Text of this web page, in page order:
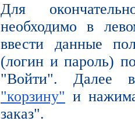
Для
необходимо в
ввести данные
(логин и пароль)
"Войти". Далее
"корзину" и
заказ".